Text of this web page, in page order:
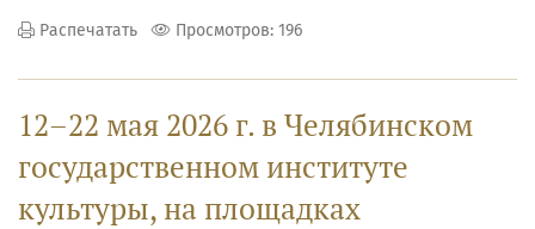
Распечатать Просмотров: 196
12–22 мая 2026 г. в Челябинском
государственном институте
культуры, на площадках